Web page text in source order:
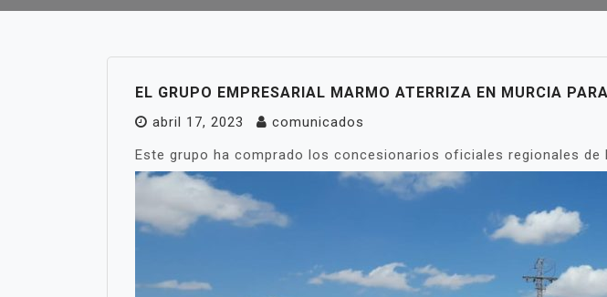
EL GRUPO EMPRESARIAL MARMO ATERRIZA EN MURCIA
abril 17, 2023
comunicados
Este grupo ha comprado los concesionarios oficiales regionales de